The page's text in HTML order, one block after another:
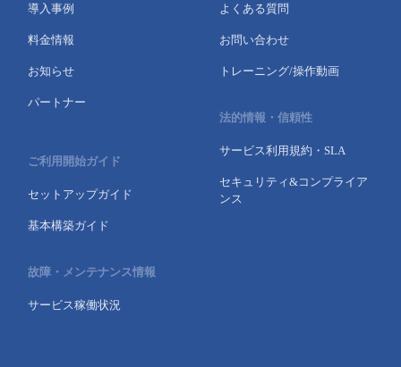
導入事例
料金情報
お知らせ
パートナー
ご利用開始ガイド
セットアップガイド
基本構築ガイド
故障・メンテナンス情報
サービス稼働状況
よくある質問
お問い合わせ
トレーニング/操作動画
法的情報・信頼性
サービス利用規約・SLA
セキュリティ&コンプライア
ンス